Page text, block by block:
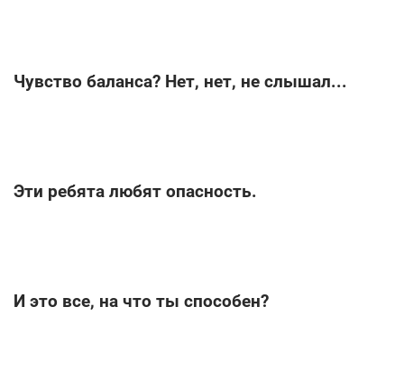
Чувство баланса? Нет, нет, не слышал...
Эти ребята любят опасность.
И это все, на что ты способен?